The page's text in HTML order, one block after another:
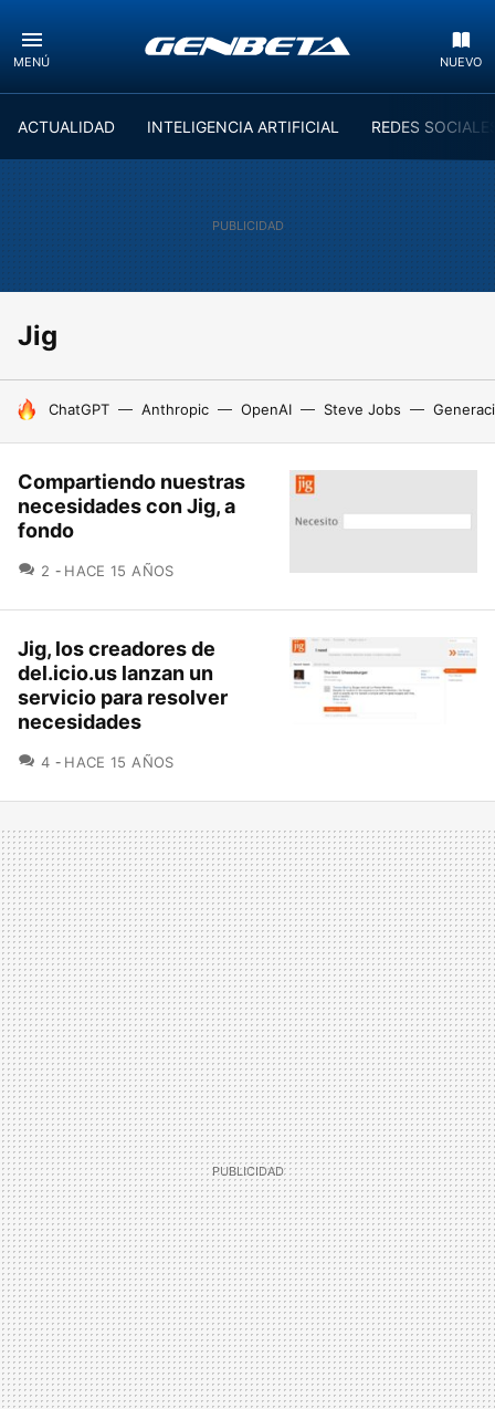
MENÚ NUEVO
ACTUALIDAD INTELIGENCIA ARTIFICIAL REDES
Jig
HOY SE HABLA DE
ChatGPT Anthropic OpenAI Steve Jobs
Compartiendo nuestras
necesidades con Jig, a
fondo
2 COMENTARIOS
HACE 15 AÑOS
Jig, los creadores de
del.icio.us lanzan un
servicio para resolver
necesidades
4 COMENTARIOS
HACE 15 AÑOS